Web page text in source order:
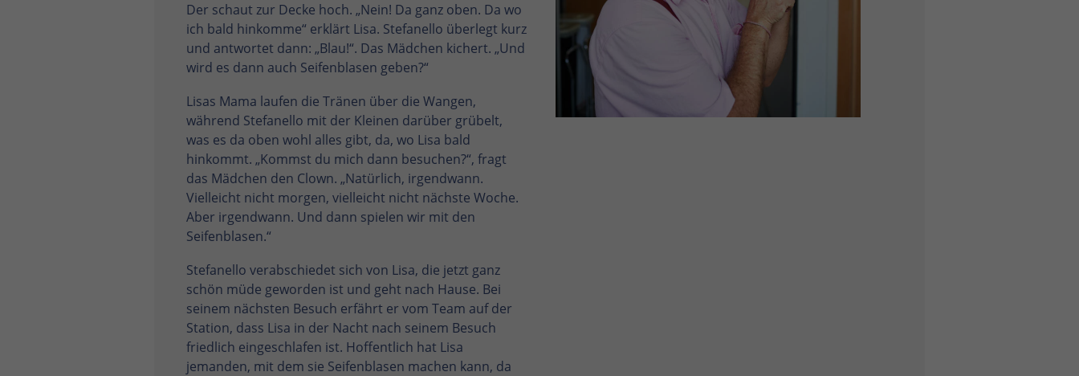
Der schaut zur Decke hoch. „Nein! Da ganz oben. Da wo
ich bald hinkomme“ erklärt Lisa. Stefanello überlegt kurz
und antwortet dann: „Blau!“. Das Mädchen kichert. „Und
wird es dann auch Seifenblasen geben?“
Lisas Mama laufen die Tränen über die Wangen,
während Stefanello mit der Kleinen darüber grübelt,
was es da oben wohl alles gibt, da, wo Lisa bald
hinkommt. „Kommst du mich dann besuchen?“, fragt
das Mädchen den Clown. „Natürlich, irgendwann.
Vielleicht nicht morgen, vielleicht nicht nächste Woche.
Aber irgendwann. Und dann spielen wir mit den
Seifenblasen.“
Stefanello verabschiedet sich von Lisa, die jetzt ganz
schön müde geworden ist und geht nach Hause. Bei
seinem nächsten Besuch erfährt er vom Team auf der
Station, dass Lisa in der Nacht nach seinem Besuch
friedlich eingeschlafen ist. Hoffentlich hat Lisa
jemanden, mit dem sie Seifenblasen machen kann, da